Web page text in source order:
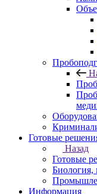
Готовые
Назад
Готовые
Биология,
Информация